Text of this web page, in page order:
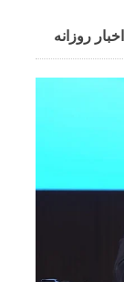
اخبار روزانه